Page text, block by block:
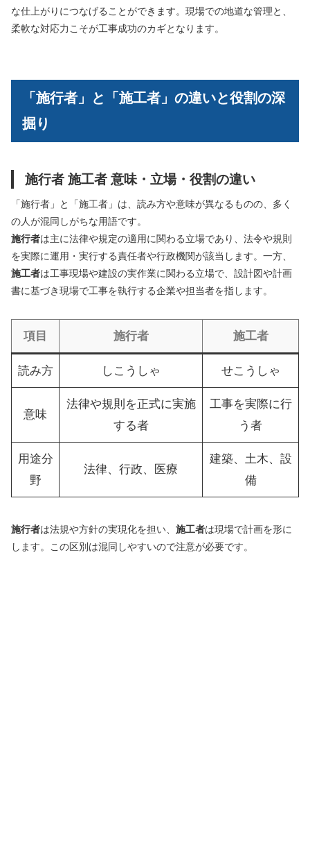
な仕上がりにつなげることができます。現場での地道な管理と、
柔軟な対応力こそが工事成功のカギとなります。
「施行者」と「施工者」の違いと役割の深
掘り
施行者 施工者 意味・立場・役割の違い
「施行者」と「施工者」は、読み方や意味が異なるものの、多く
の人が混同しがちな用語です。
施行者は主に法律や規定の適用に関わる立場であり、法令や規則
を実際に運用・実行する責任者や行政機関が該当します。一方、
施工者は工事現場や建設の実作業に関わる立場で、設計図や計画
書に基づき現場で工事を執行する企業や担当者を指します。
項目 施行者 施工者
読み方 しこうしゃ せこうしゃ
意味
法律や規則を正式に実施
する者
工事を実際に行
う者
用途分
野
法律、行政、医療
建築、土木、設
備
施行者は法規や方針の実現化を担い、 施工者は現場で計画を形に
します。この区別は混同しやすいので注意が必要です。